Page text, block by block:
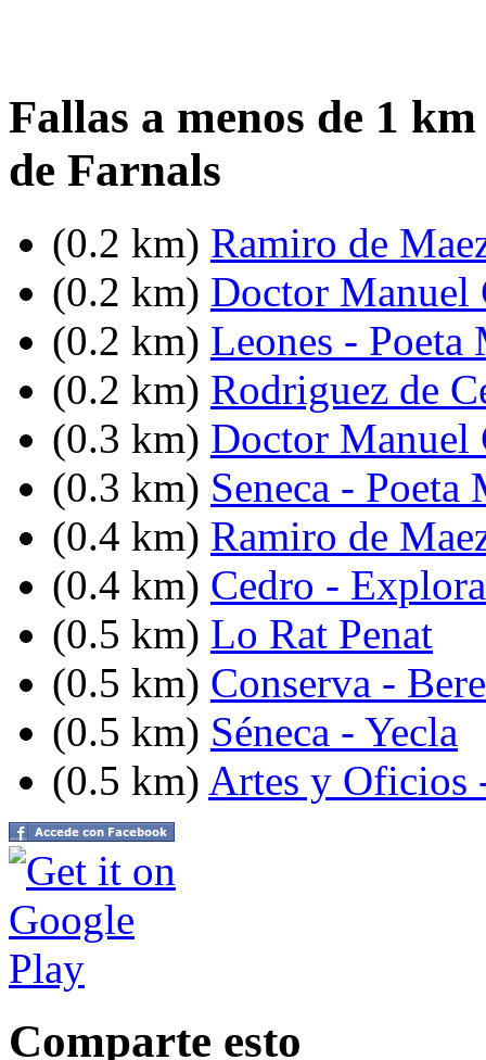
Fallas a menos de 1
de Farnals
(0.2 km) Ramiro de
(0.2 km) Doctor Manuel
(0.2 km) Leones - Poeta
(0.2 km) Rodriguez de
(0.3 km) Doctor Manuel
(0.3 km) Seneca - Poeta
(0.4 km) Ramiro de
(0.4 km) Cedro -
(0.5 km) Lo Rat Penat
(0.5 km) Conserva -
(0.5 km) Séneca - Yecla
(0.5 km) Artes y Oficios
Comparte esto